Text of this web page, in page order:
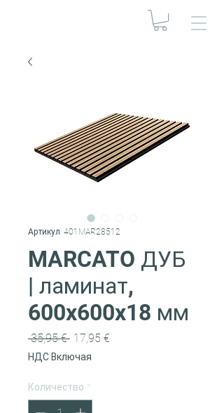
Артикул: 401MAR28512
MARCATO ДУБ
| ламинат,
600x600x18 мм
35,95 € Обычная
17,95 €
НДС Включая
Количество *